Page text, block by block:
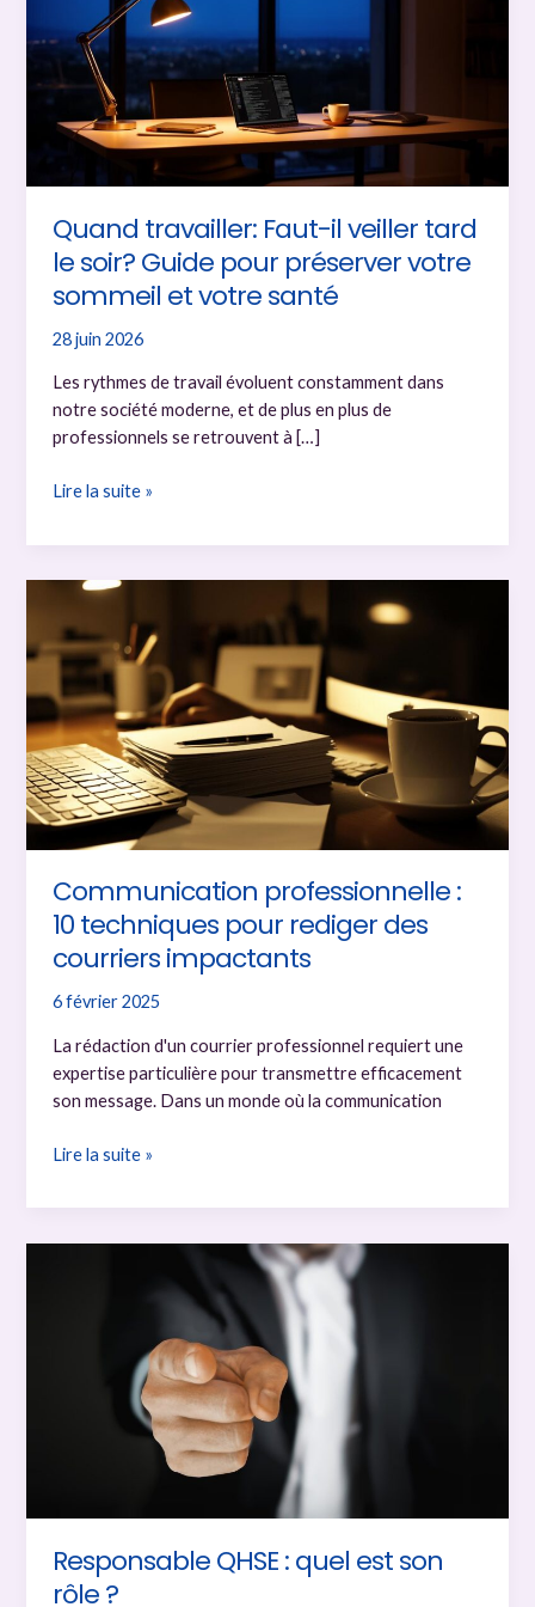
Quand travailler: Faut-il veiller tard
le soir? Guide pour préserver votre
sommeil et votre santé
28 juin 2026
Les rythmes de travail évoluent constamment dans
notre société moderne, et de plus en plus de
professionnels se retrouvent à […]
Quand
Faut-
veiller
tard
le
soir?
Guide
pour
préserver
votre
sommeil
et
santé
Lire la suite »
Communication professionnelle :
10 techniques pour rediger des
courriers impactants
6 février 2025
La rédaction d'un courrier professionnel requiert une
expertise particulière pour transmettre efficacement
son message. Dans un monde où la communication
Communication
:
impactants
Lire la suite »
Responsable QHSE : quel est son
rôle ?